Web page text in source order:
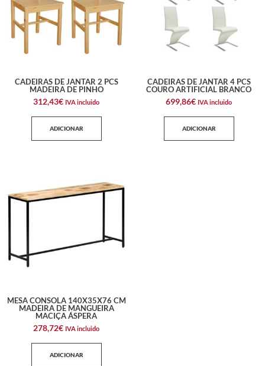
CADEIRAS DE JANTAR 2 PCS
MADEIRA DE PINHO
312,43€ IVA incluido
ADICIONAR
CADEIRAS DE JANTAR 4 PCS
COURO ARTIFICIAL BRANCO
699,86€ IVA incluido
ADICIONAR
MESA CONSOLA 140X35X76 CM
MADEIRA DE MANGUEIRA
MACIÇA ÁSPERA
278,72€ IVA incluido
ADICIONAR